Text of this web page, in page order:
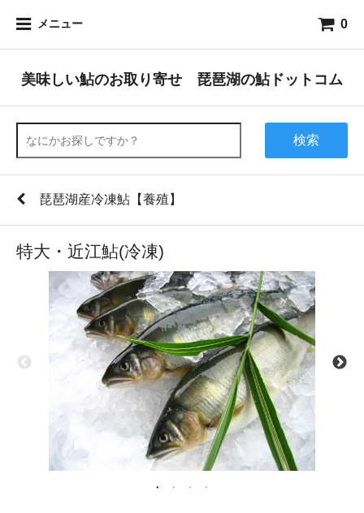
メニュー 0
美味しい鮎のお取り寄せ 琵琶湖の鮎ドットコム
検索
琵琶湖産冷凍鮎【養殖】
特大・近江鮎(冷凍)